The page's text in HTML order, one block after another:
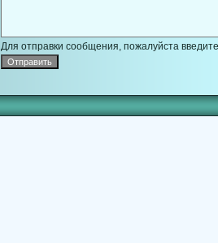
Для отправки сообщения, пожалуйста